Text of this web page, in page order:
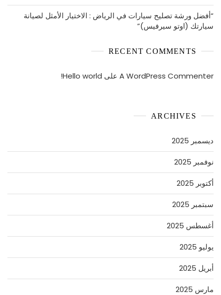
“أفضل ورشة تصليح سيارات في الرياض : الاختيار الأمثل لصيانة
سيارتك (اوتو سيرفيس)”
RECENT COMMENTS
A WordPress Commenter على Hello world!
ARCHIVES
ديسمبر 2025
نوفمبر 2025
أكتوبر 2025
سبتمبر 2025
أغسطس 2025
يوليو 2025
أبريل 2025
مارس 2025